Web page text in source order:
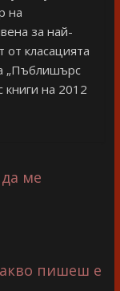
на
за най-
от класацията
„Пъблишърс
книги на 2012
ме
пишеш е